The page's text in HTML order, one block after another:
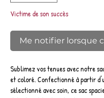
Victime de son succès
Me notifier lorsque
Sublimez vos tenues avec notre
et coloré. Confectionné à partir
sélectionné avec soin, ce sac